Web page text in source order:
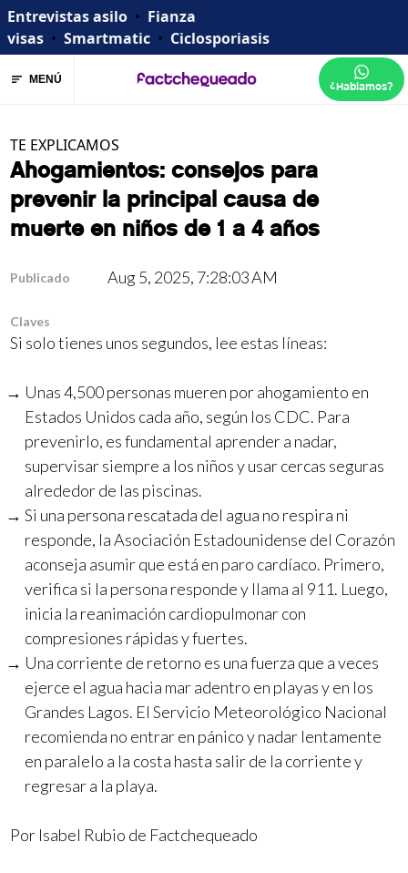
Entrevistas asilo • Fianza
visas • Smartmatic • Ciclosporiasis
MENÚ ¿Hablamos?
TE EXPLICAMOS
Ahogamientos: consejos para
prevenir la principal causa de
muerte en niños de 1 a 4 años
Publicado Aug 5, 2025, 7:28:03 AM
Claves
Si solo tienes unos segundos, lee estas líneas:
Unas 4,500 personas mueren por ahogamiento en
Estados Unidos cada año, según los CDC. Para
prevenirlo, es fundamental aprender a nadar,
supervisar siempre a los niños y usar cercas seguras
alrededor de las piscinas.
Si una persona rescatada del agua no respira ni
responde, la Asociación Estadounidense del Corazón
aconseja asumir que está en paro cardíaco. Primero,
verifica si la persona responde y llama al 911. Luego,
inicia la reanimación cardiopulmonar con
compresiones rápidas y fuertes.
Una corriente de retorno es una fuerza que a veces
ejerce el agua hacia mar adentro en playas y en los
Grandes Lagos. El Servicio Meteorológico Nacional
recomienda no entrar en pánico y nadar lentamente
en paralelo a la costa hasta salir de la corriente y
regresar a la playa.
Por Isabel Rubio de Factchequeado